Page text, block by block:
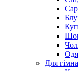
Для